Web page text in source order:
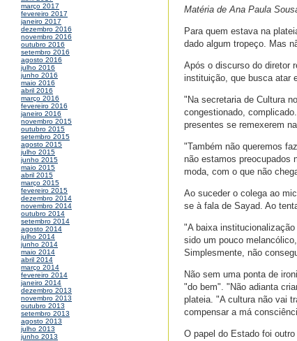
março 2017
fevereiro 2017
janeiro 2017
dezembro 2016
novembro 2016
outubro 2016
setembro 2016
agosto 2016
julho 2016
junho 2016
maio 2016
abril 2016
março 2016
fevereiro 2016
janeiro 2016
novembro 2015
outubro 2015
setembro 2015
agosto 2015
julho 2015
junho 2015
maio 2015
abril 2015
março 2015
fevereiro 2015
dezembro 2014
novembro 2014
outubro 2014
setembro 2014
agosto 2014
julho 2014
junho 2014
maio 2014
abril 2014
março 2014
fevereiro 2014
janeiro 2014
dezembro 2013
novembro 2013
outubro 2013
setembro 2013
agosto 2013
julho 2013
junho 2013
Matéria de Ana Paula
Para quem estava na
dado algum tropeço. Mas
Após o discurso do diretor
instituição, que busca atar
"Na secretaria de Cultura
congestionado,
presentes se remexerem
"Também não queremos
não estamos preocupados
moda, com o que não
Ao suceder o colega ao
se à fala de Sayad. Ao
"A baixa
sido um pouco
Simplesmente, não
Não sem uma ponta de
"do bem". "Não adianta
plateia. "A cultura não vai
compensar a má
O papel do Estado foi